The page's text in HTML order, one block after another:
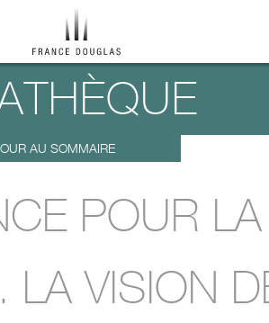
AU SOMMAIRE
POUR
LA VISION